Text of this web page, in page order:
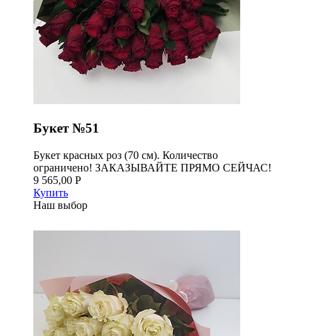
Букет №51
Букет красных роз (70 см). Количество
ограничено! ЗАКАЗЫВАЙТЕ ПРЯМО СЕЙЧАС!
9 565,00 Р
Купить
Наш выбор